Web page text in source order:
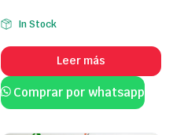
In Stock
Leer más
Comprar por whatsapp